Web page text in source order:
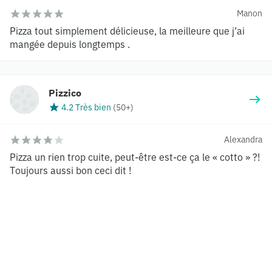
Manon
Pizza tout simplement délicieuse, la meilleure que j’ai
mangée depuis longtemps .
Pizzico
4.2 Très bien (50+)
Alexandra
Pizza un rien trop cuite, peut-être est-ce ça le « cotto » ?!
Toujours aussi bon ceci dit !